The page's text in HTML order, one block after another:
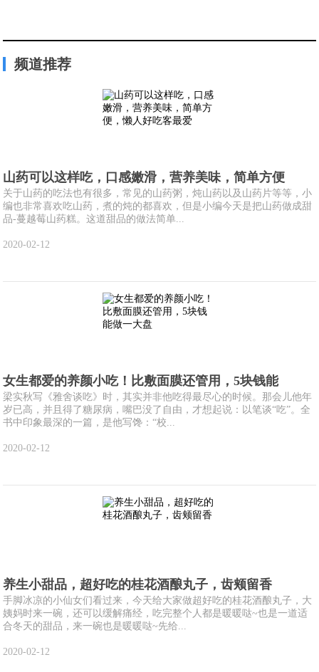
频道推荐
山药可以这样吃，口感嫩滑，营养美味，简单方便
关于山药的吃法也有很多，常见的山药粥，炖山药以及山药片等等，小
编也非常喜欢吃山药，煮的炖的都喜欢，但是小编今天是把山药做成甜
品-蔓越莓山药糕。这道甜品的做法简单...
2020-02-12
女生都爱的养颜小吃！比敷面膜还管用，5块钱能
梁实秋写《雅舍谈吃》时，其实并非他吃得最尽心的时候。那会儿他年
岁已高，并且得了糖尿病，嘴巴没了自由，才想起说：以笔谈“吃”。全
书中印象最深的一篇，是他写馋：“校...
2020-02-12
养生小甜品，超好吃的桂花酒酿丸子，齿颊留香
手脚冰凉的小仙女们看过来，今天给大家做超好吃的桂花酒酿丸子，大
姨妈时来一碗，还可以缓解痛经，吃完整个人都是暖暖哒~也是一道适
合冬天的甜品，来一碗也是暖暖哒~先给...
2020-02-12